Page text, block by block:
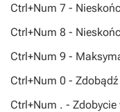
Ctrl+Num 7 -
Ctrl+Num 8 -
Ctrl+Num 9 -
Ctrl+Num 0 -
Ctrl+Num . -